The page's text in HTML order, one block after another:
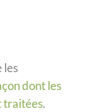
les
dont les
traitées.